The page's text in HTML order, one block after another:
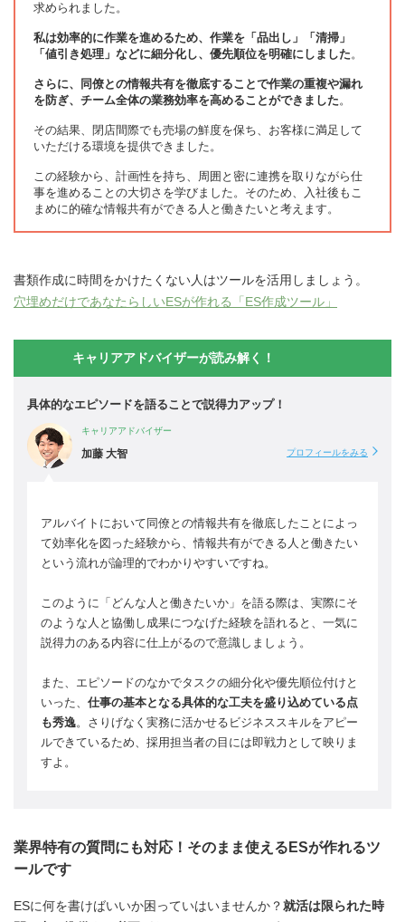
求められました。
私は効率的に作業を進めるため、作業を「品出し」「清掃」
「値引き処理」などに細分化し、優先順位を明確にしました。
さらに、同僚との情報共有を徹底することで作業の重複や漏れ
を防ぎ、チーム全体の業務効率を高めることができました。
その結果、閉店間際でも売場の鮮度を保ち、お客様に満足して
いただける環境を提供できました。
この経験から、計画性を持ち、周囲と密に連携を取りながら仕
事を進めることの大切さを学びました。そのため、入社後もこ
まめに的確な情報共有ができる人と働きたいと考えます。
書類作成に時間をかけたくない人はツールを活用しましょう。
穴埋めだけであなたらしいESが作れる「ES作成ツール」
キャリアアドバイザーが読み解く！
具体的なエピソードを語ることで説得力アップ！
キャリアアドバイザー
加藤 大智 プロフィールをみる
アルバイトにおいて同僚との情報共有を徹底したことによっ
て効率化を図った経験から、情報共有ができる人と働きたい
という流れが論理的でわかりやすいですね。
このように「どんな人と働きたいか」を語る際は、実際にそ
のような人と協働し成果につなげた経験を語れると、一気に
説得力のある内容に仕上がるので意識しましょう。
また、エピソードのなかでタスクの細分化や優先順位付けと
いった、 仕事の基本となる具体的な工夫を盛り込めている点
も秀逸。さりげなく実務に活かせるビジネススキルをアピー
ルできているため、採用担当者の目には即戦力として映りま
すよ。
業界特有の質問にも対応！そのまま使えるESが作れるツ
ールです
ESに何を書けばいいか困っていはいませんか？就活は限られた時